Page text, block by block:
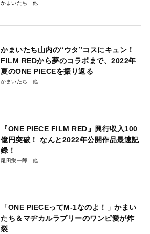
かまいたち
かまいたち山内の“ウタ”コスにキュン！
FILM REDから夢のコラボまで、2022年
夏のONE PIECEを振り返る
かまいたち
『ONE PIECE FILM RED』興行収入100
億円突破！ なんと2022年公開作品最速記
録！
尾田栄一郎
「ONE PIECEってM-1なのよ！」かまい
たち＆マヂカルラブリーのワンピ愛が炸
裂